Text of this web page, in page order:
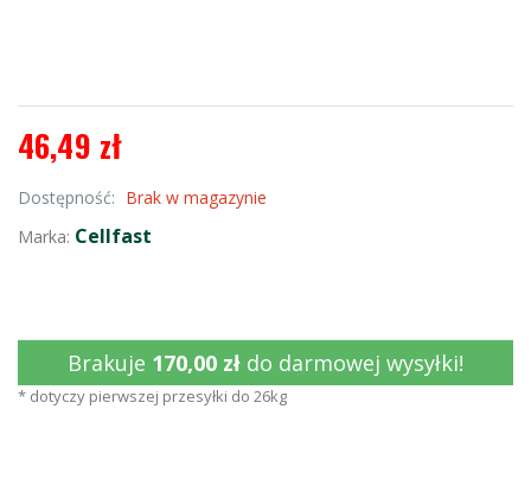
46,49 zł
Dostępność: Brak w magazynie
Marka: Cellfast
Brakuje 170,00 zł do darmowej wysyłki!
* dotyczy pierwszej przesyłki do 26kg